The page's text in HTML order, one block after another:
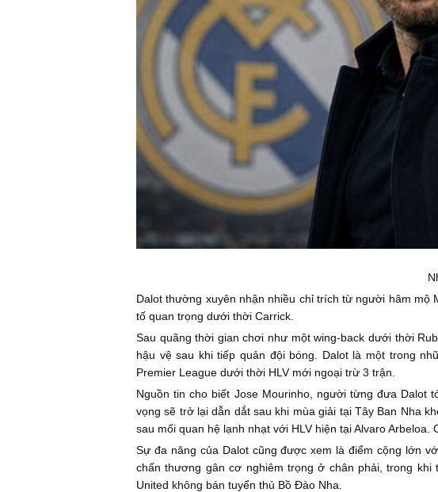
Dalot thường xuyên nhận nhiều chỉ trích từ người hâm mộ
tố quan trọng dưới thời Carrick.
Sau quãng thời gian chơi như một wing-back dưới thời
hậu vệ sau khi tiếp quản đội bóng. Dalot là một trong
Premier League dưới thời HLV mới ngoại trừ 3 trận.
Nguồn tin cho biết Jose Mourinho, người từng đưa
vọng sẽ trở lại dẫn dắt sau khi mùa giải tại Tây Ban Nha
sau mối quan hệ lạnh nhạt với HLV hiện tại Alvaro
Sự đa năng của Dalot cũng được xem là điểm cộng lớn
chấn thương gân cơ nghiêm trọng ở chân phải, trong
United không bán tuyển thủ Bồ Đào Nha.